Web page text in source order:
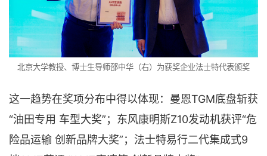
北京大学教授、博士生导师邵中华（右）为获奖企业法士特代表颁奖
这一趋势在奖项分布中得以体现：曼恩TGM底盘斩获
“油田专用 车型大奖”；东风康明斯Z10发动机获评“危
险品运输 创新品牌大奖”；法士特易行二代集成式9